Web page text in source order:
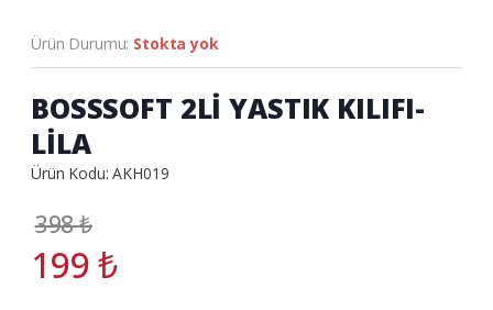
Ürün Durumu: Stokta yok
BOSSSOFT 2Lİ YASTIK KILIFI-
LİLA
Ürün Kodu: AKH019
398₺
199₺